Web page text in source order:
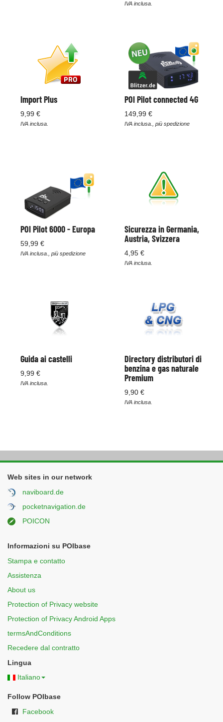
IVA inclusa.
Import Plus
9,99 €
IVA inclusa.
POI Pilot connected 4G
149,99 €
IVA inclusa., più spedizione
POI Pilot 6000 - Europa
59,99 €
IVA inclusa., più spedizione
Sicurezza in Germania,
Austria, Svizzera
4,95 €
IVA inclusa.
Guida ai castelli
9,99 €
IVA inclusa.
Directory distributori di
benzina e gas naturale
Premium
9,90 €
IVA inclusa.
Web sites in our network
naviboard.de
pocketnavigation.de
POICON
Informazioni su POIbase
Stampa e contatto
Assistenza
About us
Protection of Privacy website
Protection of Privacy Android Apps
termsAndConditions
Recedere dal contratto
Lingua
Italiano
Follow POIbase
Facebook